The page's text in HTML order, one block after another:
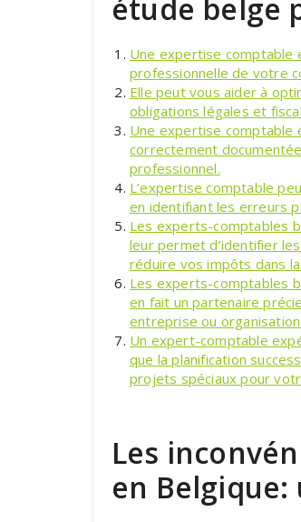
étude belge
Une expertise comptable
professionnelle de votre
Elle peut vous aider à
obligations légales et
Une expertise comptable
correctement
professionnel.
L’expertise comptable
en identifiant les erreurs
Les experts-comptables
leur permet d’identifier
réduire vos impôts dans
Les experts-comptables
en fait un partenaire
entreprise ou organisation.
Un expert-comptable
que la planification
projets spéciaux pour
Les
en